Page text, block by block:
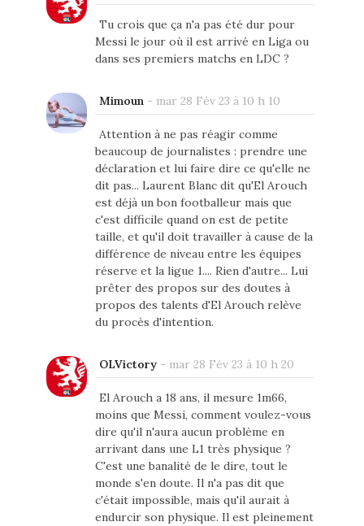
Tu crois que ça n'a pas été dur pour
Messi le jour où il est arrivé en Liga ou
dans ses premiers matchs en LDC ?
Mimoun- mar 28 Fév 23 à 10 h 10
Attention à ne pas réagir comme
beaucoup de journalistes : prendre une
déclaration et lui faire dire ce qu'elle ne
dit pas... Laurent Blanc dit qu'El Arouch
est déjà un bon footballeur mais que
c'est difficile quand on est de petite
taille, et qu'il doit travailler à cause de la
différence de niveau entre les équipes
réserve et la ligue 1.... Rien d'autre... Lui
prêter des propos sur des doutes à
propos des talents d'El Arouch relève
du procès d'intention.
OLVictory- mar 28 Fév 23 à 10 h 20
El Arouch a 18 ans, il mesure 1m66,
moins que Messi, comment voulez-vous
dire qu'il n'aura aucun problème en
arrivant dans une L1 très physique ?
C'est une banalité de le dire, tout le
monde s'en doute. Il n'a pas dit que
c'était impossible, mais qu'il aurait à
endurcir son physique. Il est pleinement